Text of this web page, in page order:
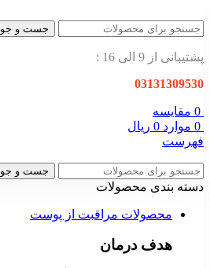
جست و جو
پشتیبانی از 9 الی 16 :
03131309530
0 مقایسه
0 موارد 0 ریال
فهرست
جست و جو
دسته بندی محصولات
محصولات مراقبت از پوست
هدف درمان